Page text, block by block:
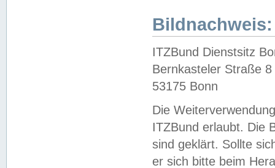
Bildnachweis:
ITZBund Dienstsitz
Bernkasteler Straße 8
53175 Bonn
Die
ITZBund erlaubt. Die
sind geklärt. Sollte
er sich bitte beim